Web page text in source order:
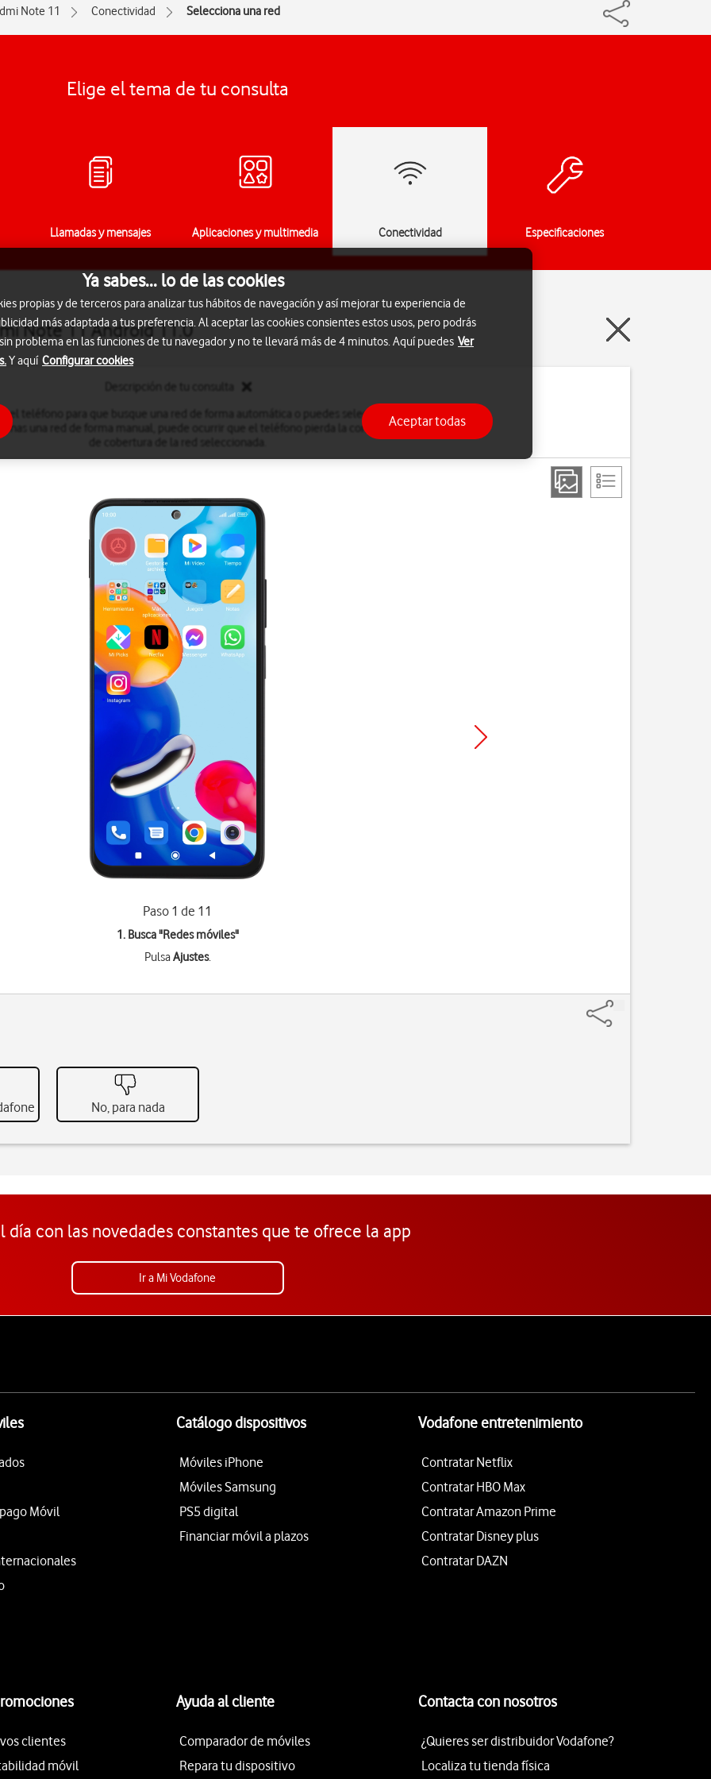
Note 11 Conectividad Selecciona una red
Elige el tema de tu consulta
Llamadas y mensajes Aplicaciones y multimedia Conectividad Especificaciones
Note 11 Android 11.0
el teléfono para que busque una red de forma automática o puedes seleccionar una red
una red de forma manual, puede ocurrir que el teléfono pierda la conexión si sales del área
Paso 1 de 11
1. Busca "Redes móviles"
PulsaAjustes.
No, para nada
día con las novedades constantes que te ofrece la app
Ir a Mi Vodafone
Móvil
Catálogo dispositivos
Móviles iPhone
Móviles Samsung
PS5 digital
Financiar móvil a plazos
Vodafone entretenimiento
Contratar Netflix
Contratar HBO Max
Contratar Amazon Prime
Contratar Disney plus
Contratar DAZN
clientes
móvil
Ayuda al cliente
Comparador de móviles
Repara tu dispositivo
Contacta con nosotros
¿Quieres ser distribuidor Vodafone?
Localiza tu tienda física
Ya sabes... lo de las cookies
propias y de terceros para analizar tus hábitos de navegación y así mejorar tu experiencia de
más adaptada a tus preferencia. Al aceptar las cookies consientes estos usos, pero podrás
problema en las funciones de tu navegador y no te llevará más de 4 minutos. Aquí puedes Ver
Y aquí Configurar cookies
Aceptar todas